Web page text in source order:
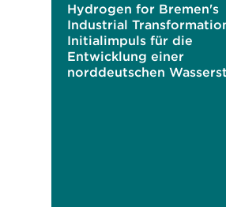
Hydrogen for Bremen's
Industrial
Initialimpuls für die
Entwicklung einer
norddeutschen